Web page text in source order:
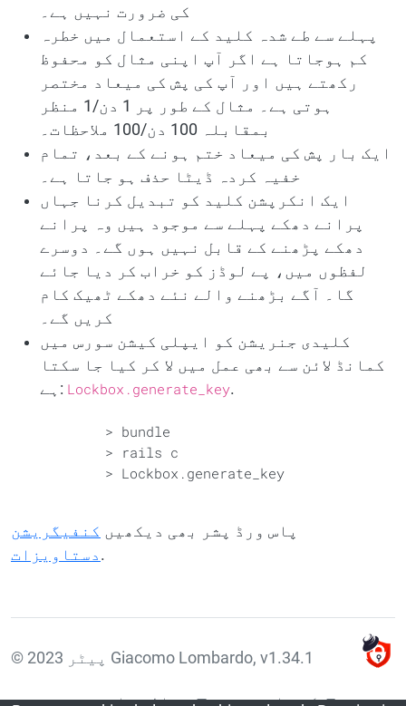
کی ضرورت نہیں ہے۔
پہلے سے طے شدہ کلید کے استعمال میں خطرہ
کم ہوجاتا ہے اگر آپ اپنی مثال کو محفوظ
رکھتے ہیں اور آپ کی پش کی میعاد مختصر
ہوتی ہے۔ مثال کے طور پر 1 دن/1 منظر
بمقابلہ 100 دن/100 ملاحظات۔
ایک بار پش کی میعاد ختم ہونے کے بعد، تمام
خفیہ کردہ ڈیٹا حذف ہو جاتا ہے۔
ایک انکرپشن کلید کو تبدیل کرنا جہاں
پرانے دھکے پہلے سے موجود ہیں وہ پرانے
دھکے پڑھنے کے قابل نہیں ہوں گے۔ دوسرے
لفظوں میں، پے لوڈز کو خراب کر دیا جائے
گا۔ آگے بڑھنے والے نئے دھکے ٹھیک کام
کریں گے۔
کلیدی جنریشن کو ایپلی کیشن سورس میں
کمانڈ لائن سے بھی عمل میں لا کر کیا جا سکتا
ہے: Lockbox.generate_key.
پاس ورڈ پشر بھی دیکھیں کنفیگریشن
دستاویزات .
© 2023 پیٹر Giacomo Lombardo, v1.34.1
فرنٹ پیج حوالہ جات کے بارے میں